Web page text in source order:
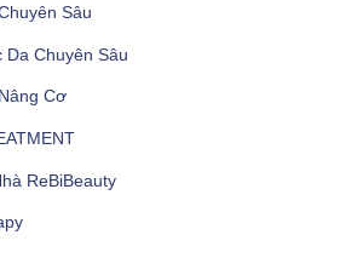
Sâu
Da Chuyên Sâu
Cơ
ReBiBeauty